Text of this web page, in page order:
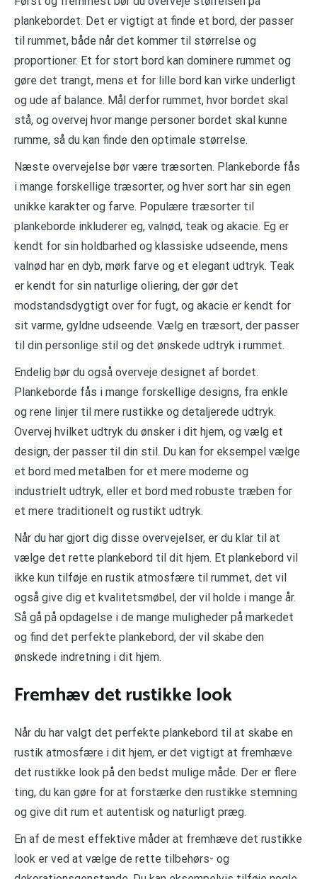
plankebordet. Det er vigtigt at finde et bord, der passer
til rummet, både når det kommer til størrelse og
proportioner. Et for stort bord kan dominere rummet og
gøre det trangt, mens et for lille bord kan virke underligt
og ude af balance. Mål derfor rummet, hvor bordet skal
stå, og overvej hvor mange personer bordet skal kunne
rumme, så du kan finde den optimale størrelse.
Næste overvejelse bør være træsorten. Plankeborde fås
i mange forskellige træsorter, og hver sort har sin egen
unikke karakter og farve. Populære træsorter til
plankeborde inkluderer eg, valnød, teak og akacie. Eg er
kendt for sin holdbarhed og klassiske udseende, mens
valnød har en dyb, mørk farve og et elegant udtryk. Teak
er kendt for sin naturlige oliering, der gør det
modstandsdygtigt over for fugt, og akacie er kendt for
sit varme, gyldne udseende. Vælg en træsort, der passer
til din personlige stil og det ønskede udtryk i rummet.
Endelig bør du også overveje designet af bordet.
Plankeborde fås i mange forskellige designs, fra enkle
og rene linjer til mere rustikke og detaljerede udtryk.
Overvej hvilket udtryk du ønsker i dit hjem, og vælg et
design, der passer til din stil. Du kan for eksempel vælge
et bord med metalben for et mere moderne og
industrielt udtryk, eller et bord med robuste træben for
et mere traditionelt og rustikt udtryk.
Når du har gjort dig disse overvejelser, er du klar til at
vælge det rette plankebord til dit hjem. Et plankebord vil
ikke kun tilføje en rustik atmosfære til rummet, det vil
også give dig et kvalitetsmøbel, der vil holde i mange år.
Så gå på opdagelse i de mange muligheder på markedet
og find det perfekte plankebord, der vil skabe den
ønskede indretning i dit hjem.
Fremhæv det rustikke look
Når du har valgt det perfekte plankebord til at skabe en
rustik atmosfære i dit hjem, er det vigtigt at fremhæve
det rustikke look på den bedst mulige måde. Der er flere
ting, du kan gøre for at forstærke den rustikke stemning
og give dit rum et autentisk og naturligt præg.
En af de mest effektive måder at fremhæve det rustikke
look er ved at vælge de rette tilbehørs- og